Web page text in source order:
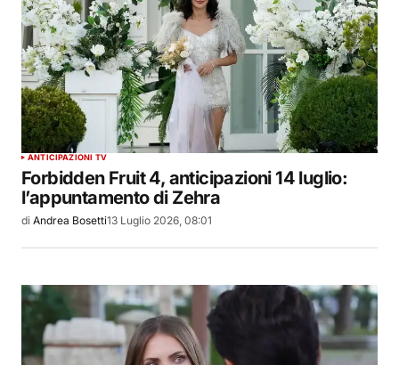
ANTICIPAZIONI TV
Forbidden Fruit 4, anticipazioni 14 luglio:
l’appuntamento di Zehra
di Andrea Bosetti13 Luglio 2026, 08:01